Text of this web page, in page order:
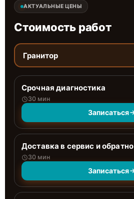
АКТУАЛЬНЫЕ ЦЕНЫ
Стоимость работ
Гранитор
Срочная диагностика
30 мин
Записаться
Доставка в сервис и обратно
30 мин
Записаться